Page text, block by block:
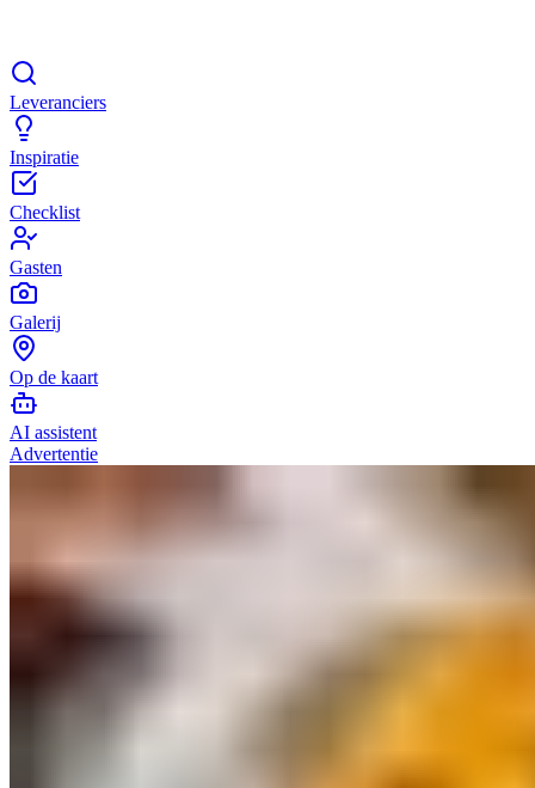
Leveranciers
Inspiratie
Checklist
Gasten
Galerij
Op de kaart
AI assistent
Advertentie